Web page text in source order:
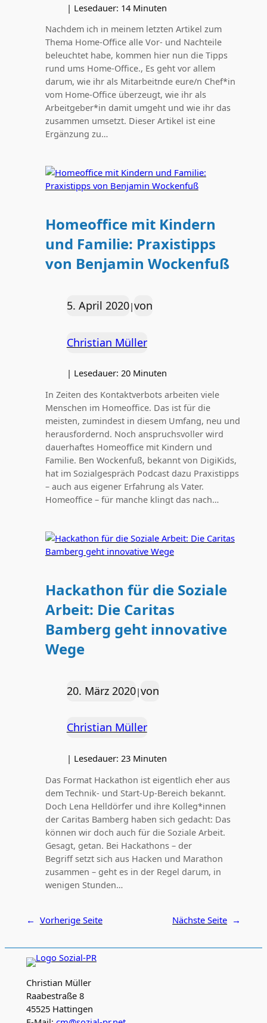
| Lesedauer: 14 Minuten
Nachdem ich in meinem letzten Artikel zum
Thema Home-Office alle Vor- und Nachteile
beleuchtet habe, kommen hier nun die Tipps
rund ums Home-Office., Es geht vor allem
darum, wie ihr als Mitarbeitnde eure/n Chef*in
vom Home-Office überzeugt, wie ihr als
Arbeitgeber*in damit umgeht und wie ihr das
zusammen umsetzt. Dieser Artikel ist eine
Ergänzung zu…
Homeoffice mit Kindern
und Familie: Praxistipps
von Benjamin Wockenfuß
5. April 2020|von
Christian Müller
| Lesedauer: 20 Minuten
In Zeiten des Kontaktverbots arbeiten viele
Menschen im Homeoffice. Das ist für die
meisten, zumindest in diesem Umfang, neu und
herausfordernd. Noch anspruchsvoller wird
dauerhaftes Homeoffice mit Kindern und
Familie. Ben Wockenfuß, bekannt von DigiKids,
hat im Sozialgespräch Podcast dazu Praxistipps
– auch aus eigener Erfahrung als Vater.
Homeoffice – für manche klingt das nach…
Hackathon für die Soziale
Arbeit: Die Caritas
Bamberg geht innovative
Wege
20. März 2020|von
Christian Müller
| Lesedauer: 23 Minuten
Das Format Hackathon ist eigentlich eher aus
dem Technik- und Start-Up-Bereich bekannt.
Doch Lena Helldörfer und ihre Kolleg*innen
der Caritas Bamberg haben sich gedacht: Das
können wir doch auch für die Soziale Arbeit.
Gesagt, getan. Bei Hackathons – der
Begriff setzt sich aus Hacken und Marathon
zusammen – geht es in der Regel darum, in
wenigen Stunden…
← Vorherige Seite Nächste Seite →
Christian Müller
Raabestraße 8
45525 Hattingen